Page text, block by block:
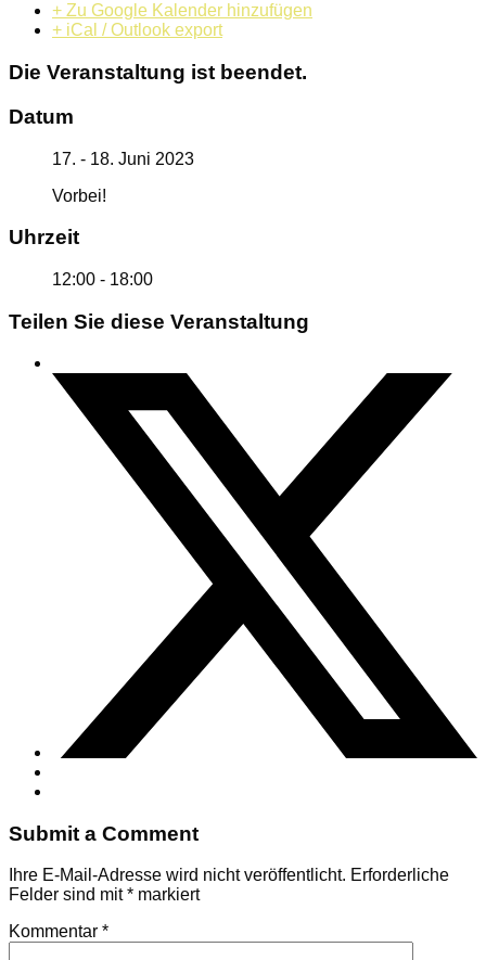
+ Zu Google Kalender hinzufügen
+ iCal / Outlook export
Die Veranstaltung ist beendet.
Datum
17. - 18. Juni 2023
Vorbei!
Uhrzeit
12:00 - 18:00
Teilen Sie diese Veranstaltung
Submit a Comment
Ihre E-Mail-Adresse wird nicht veröffentlicht. Erforderliche
Felder sind mit* markiert
Kommentar *